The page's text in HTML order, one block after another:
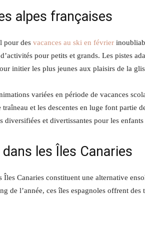
alpes françaises
pour des vacances au ski en février
pour petits et grands. Les pistes
initier les plus jeunes aux plaisirs de la
variées en période de vacances
et les descentes en luge font partie
diversifiées et divertissantes pour les
les Îles Canaries
Canaries constituent une alternative
de l’année, ces îles espagnoles offrent des